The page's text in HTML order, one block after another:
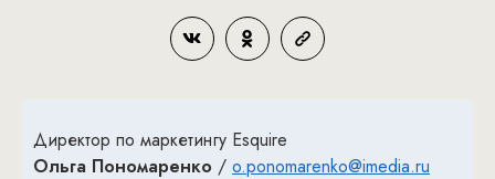
Директор по маркетингу Esquire
Ольга Пономаренко / o.ponomarenko@imedia.ru